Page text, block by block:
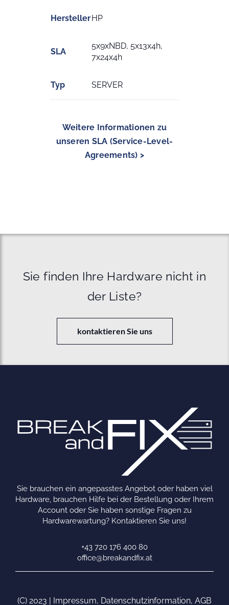
HerstellerHP
SLA
5x9xNBD, 5x13x4h,
7x24x4h
Typ SERVER
Weitere Informationen zu
unseren SLA (Service-Level-
Agreements) >
Sie finden Ihre Hardware nicht in
der Liste?
kontaktieren Sie uns
Sie brauchen ein angepasstes Angebot oder haben viel
Hardware, brauchen Hilfe bei der Bestellung oder Ihrem
Account oder Sie haben sonstige Fragen zu
Hardwarewartung? Kontaktieren Sie uns!
+43 720 176 400 80
office@breakandfix.at
(C) 2023 | Impressum, Datenschutzinformation, AGB